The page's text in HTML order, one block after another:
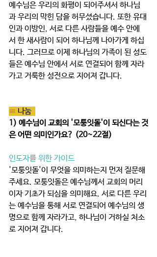
예수님은 우리의 화평이 되어주셔서 하나님
과 우리의 막힌 담을 허무셨습니다. 또한 유대
인과 이방인, 서로 다른 사람들을 예수 안에
서 한 새사람이 되어 하나님께 나아가게 하십
니다. 그러므로 이제 하나님의 가족이 된 성도
들은 예수님 안에서 서로 연결되어 함께 자라
가고 거룩한 성전으로 지어져 갑니다.
≡ 나눔
1) 예수님이 교회의 '모퉁잇돌'이 되신다는 것
은 어떤 의미인가요? (20~22절)
인도자를 위한 가이드
'모퉁잇돌'이 무엇을 의미하는지 먼저 질문해
주세요. 모퉁잇돌은 예수님께서 교회의 머리
이자 기초가 되심을 의미해요. 서로 다른 우리
는 예수님을 통해 서로 연결되어 예수님의 생
명으로 함께 자라가고, 하나님이 거하실 처소
로 지어져 갑니다.